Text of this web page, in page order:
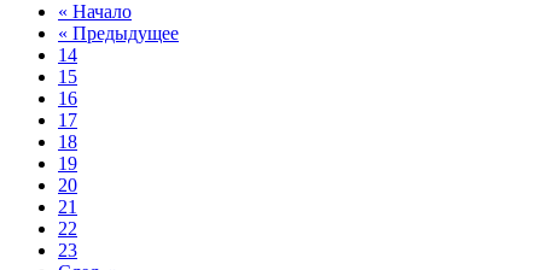
« Начало
« Предыдущее
14
15
16
17
18
19
20
21
22
23